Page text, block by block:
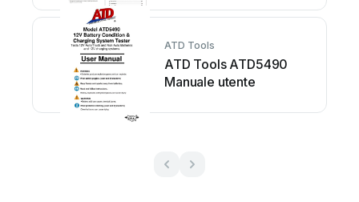
ATD Tools
ATD Tools ATD5490
Manuale utente